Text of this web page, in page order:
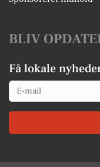
BLIV
Få lokale
Email